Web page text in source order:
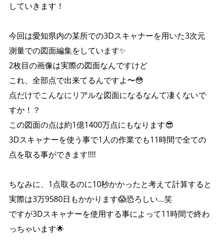
していきます！
今回は愛知県内の某所での3Dスキャナーを用いた3次元
測量での図面編集をしています✨️
2枚目の画像は実際の図面なんですけど
これ、全部点で出来てるんですよ〜😳
点だけでこんなにリアルな図面になるなんて凄くないで
すか！？
この図面の点は約1億1400万点にもなります😎
3Dスキャナーを使う事で1人の作業でも11時間で全ての
点を取る事ができます!!!!
ちなみに、1点取るのに10秒かかったと考えて計算すると
実際は3万9580日もかかります😱恐ろしい…笑
ですが3Dスキャナーを使用する事によって11時間で終わ
っちゃいます🌟